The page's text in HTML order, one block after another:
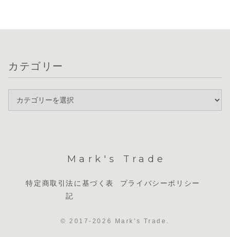
カテゴリー
Mark's Trade
特定商取引法に基づく表
記
プライバシーポリシー
© 2017-2026 Mark's Trade.